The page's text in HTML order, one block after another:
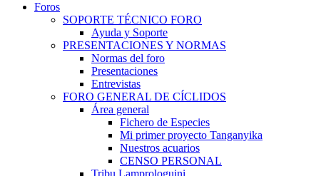
Foros
SOPORTE TÉCNICO FORO
Ayuda y Soporte
PRESENTACIONES Y NORMAS
Normas del foro
Presentaciones
Entrevistas
FORO GENERAL DE CÍCLIDOS
Área general
Fichero de Especies
Mi primer proyecto Tanganyika
Nuestros acuarios
CENSO PERSONAL